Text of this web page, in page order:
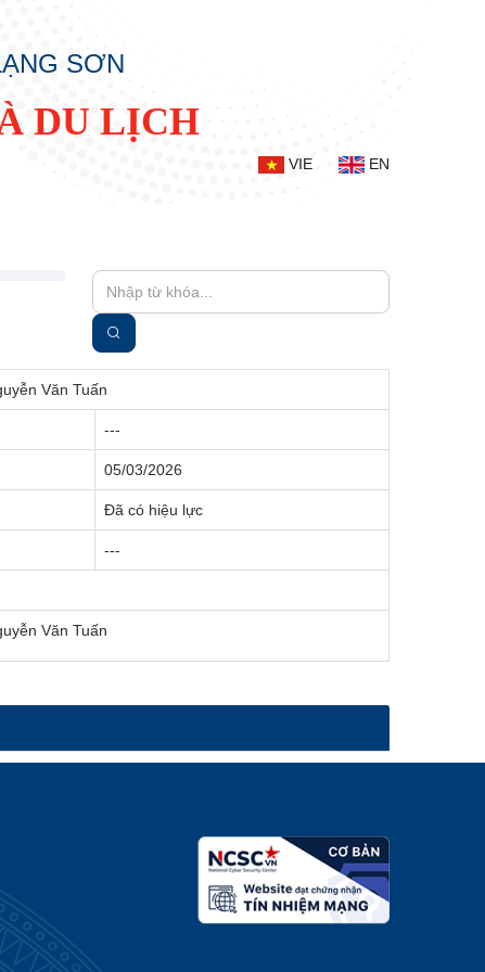
SƠN
DU LỊCH
VIE EN
Văn Tuấn
---
05/03/2026
Đã có hiệu lực
---
Văn Tuấn